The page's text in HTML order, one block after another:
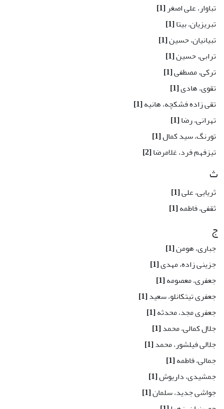
تباوار، علی اصغر[1]
تبریزیان، بیتا[1]
تبیانیان، حسین[1]
ترابی، حسین[1]
ترکی، مصطفی[1]
تقوی، هادی[1]
تقی زاده فشکچه، هانیه[1]
تهرانی، رضا[1]
تورنگ، سید کمال[1]
تیزفهم فرد، غلامرضا[2]
ث
ثریایی، علی[1]
ثقفی، فاطمه[1]
ج
جباری، هومن[1]
جزینی زاده، مهدی[1]
جعفری، معصومه[1]
جعفری تیتکانلو، سعید[1]
جعفری مجد، محدثه[1]
جلال کمالی، محمد[1]
جلالی فیلشور، محمد[1]
جمالی، فاطمه[1]
جمشیدی، داریوش[1]
جواشی جدید، سلمان[1]